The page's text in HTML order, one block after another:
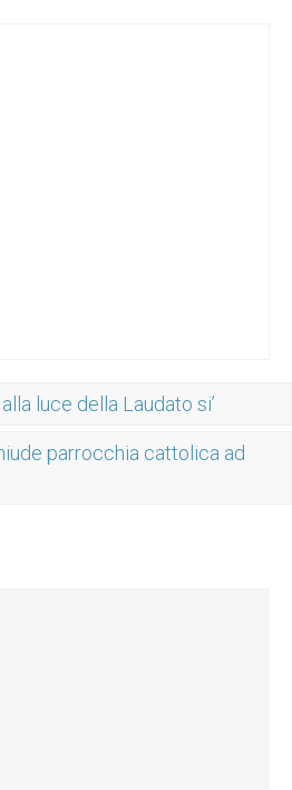
luce della Laudato si’
parrocchia cattolica ad